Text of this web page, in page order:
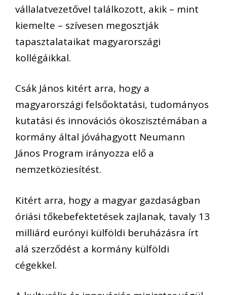
vállalatvezetővel találkozott, akik – mint
kiemelte – szívesen megosztják
tapasztalataikat magyarországi
kollégáikkal.
Csák János kitért arra, hogy a
magyarországi felsőoktatási, tudományos
kutatási és innovációs ökoszisztémában a
kormány által jóváhagyott Neumann
János Program irányozza elő a
nemzetköziesítést.
Kitért arra, hogy a magyar gazdaságban
óriási tőkebefektetések zajlanak, tavaly 13
milliárd eurónyi külföldi beruházásra írt
alá szerződést a kormány külföldi
cégekkel.